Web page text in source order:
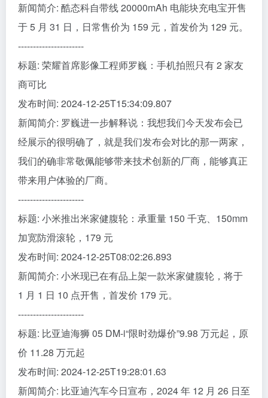
新闻简介: 酷态科自带线 20000mAh 电能块充电宝开售
于 5 月 31 日，日常售价为 159 元，首发价为 129 元。
----------------------
标题: 荣耀首席影像工程师罗巍：手机拍照只有 2 家友
商可比
发布时间: 2024-12-25T15:34:09.807
新闻简介: 罗巍进一步解释说：我想我们今天发布会已
经展示的很明确了，就是我们发布会对比的那一两家，
我们的确非常敬佩能够带来技术创新的厂商，能够真正
带来用户体验的厂商。
----------------------
标题: 小米推出米家健腹轮：承重量 150 千克、150mm
加宽防滑滚轮，179 元
发布时间: 2024-12-25T08:02:26.893
新闻简介: 小米现已在有品上架一款米家健腹轮，将于
1 月 1 日 10 点开售，首发价 179 元。
----------------------
标题: 比亚迪海狮 05 DM-i“限时劲爆价”9.98 万元起，原
价 11.28 万元起
发布时间: 2024-12-25T19:28:01.63
新闻简介: 比亚迪汽车今日宣布，2024 年 12 月 26 日至